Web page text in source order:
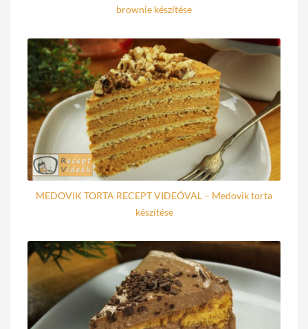
brownie készítése
MEDOVIK TORTA RECEPT VIDEÓVAL – Medovik torta
készítése